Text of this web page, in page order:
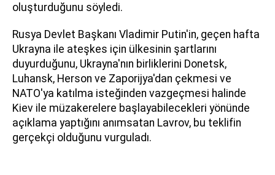
oluşturduğunu söyledi.
Rusya Devlet Başkanı Vladimir Putin'in, geçen hafta
Ukrayna ile ateşkes için ülkesinin şartlarını
duyurduğunu, Ukrayna'nın birliklerini Donetsk,
Luhansk, Herson ve Zaporijya'dan çekmesi ve
NATO'ya katılma isteğinden vazgeçmesi halinde
Kiev ile müzakerelere başlayabilecekleri yönünde
açıklama yaptığını anımsatan Lavrov, bu teklifin
gerçekçi olduğunu vurguladı.